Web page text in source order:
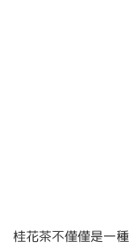
桂花茶不僅僅是一